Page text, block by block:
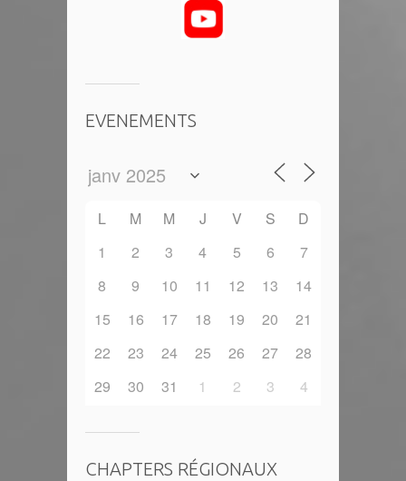
EVENEMENTS
L M M J V S
D
1
2 3 4 5 6
7
8
9 10 11 12 13
14
15
16 17 18 19 20
21
22
23 24 25 26 27
28
29
30 31 1 2 3 4
CHAPTERS RÉGIONAUX